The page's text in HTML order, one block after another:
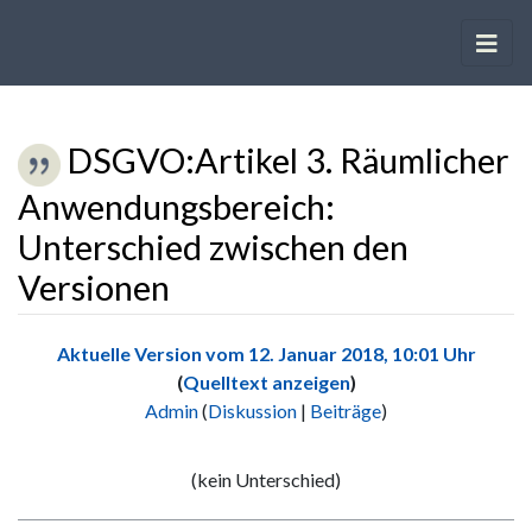
DSGVO:Artikel 3. Räumlicher
Anwendungsbereich:
Unterschied zwischen den
Versionen
Wechseln zu:Navigation,Suche
Aktuelle Version vom 12. Januar 2018, 10:01 Uhr
(Quelltext anzeigen)
Admin(Diskussion | Beiträge)
(kein Unterschied)